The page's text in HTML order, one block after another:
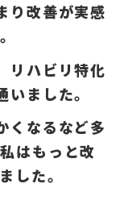
り改善が実感
リハビリ特化
ました。
くなるなど多
はもっと改
した。